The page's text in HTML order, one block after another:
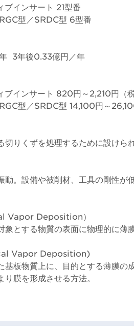
ブインサート 21型番
型／SRDC型 6型番
3年後0.33億円／年
ブインサート 820円～2,210円（
型／SRDC型 14,100円～
切りくずを処理するために設けら
動。設備や被削材、工具の剛性が
Vapor Deposition）
象とする物質の表面に物理的に薄
Vapor Deposition)
基板物質上に、目的とする薄膜
膜を形成させる方法。